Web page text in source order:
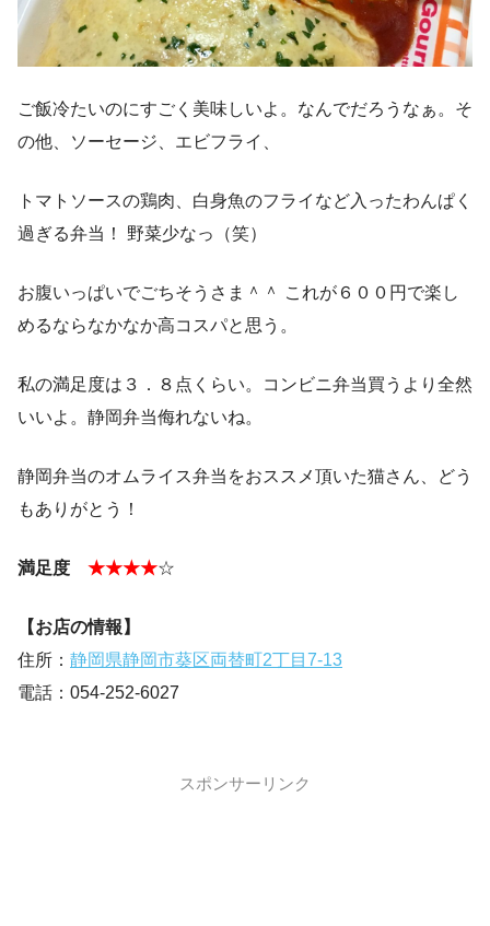
ご飯冷たいのにすごく美味しいよ。なんでだろうなぁ。そ
の他、ソーセージ、エビフライ、
トマトソースの鶏肉、白身魚のフライなど入ったわんぱく
過ぎる弁当！ 野菜少なっ（笑）
お腹いっぱいでごちそうさま＾＾ これが６００円で楽し
めるならなかなか高コスパと思う。
私の満足度は３．８点くらい。コンビニ弁当買うより全然
いいよ。静岡弁当侮れないね。
静岡弁当のオムライス弁当をおススメ頂いた猫さん、どう
もありがとう！
満足度 ★★★★☆
【お店の情報】
住所： 静岡県静岡市葵区両替町2丁目7-13
電話：054-252-6027
スポンサーリンク